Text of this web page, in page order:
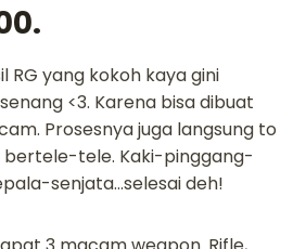
RG yang kokoh kaya gini
<3. Karena bisa dibuat
Prosesnya juga langsung to
bertele-tele. Kaki-pinggang-
senjata…selesai deh!